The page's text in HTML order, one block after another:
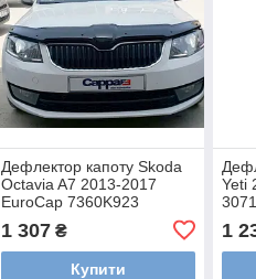
Дефлектор капоту Skoda
Octavia A7 2013-2017
EuroCap 7360K923
1 307₴
Купити
Yeti
1